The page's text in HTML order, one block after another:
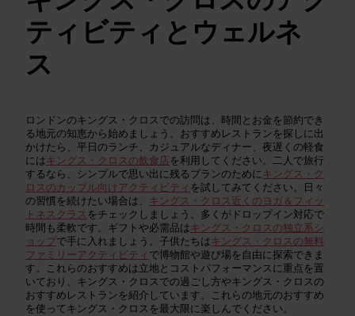
ティビティとウェルネ
ス
ロンドンのキングス・クロスでの訪問は、時間とお金を節約でき
る地元の知恵から始めましょう。おすすめレストランを探しに出
かけたら、平日のランチ、カジュアルなディナー、夜遅くの軽食
にはキングス・クロスの飲食店を利用してください。二人で旅行
するなら、シンプルで思い出に残るプランのためにキングス・ク
ロスのカップル向けアクティビティ を試してみてください。日々
の習慣を続けたい場合は、 キングス・クロス近くのヨガ＆フィッ
トネスクラス をチェックしましょう。多くがドロップイン対応で
時間も柔軟です。ギフトや必需品はキングス・クロスの独立系シ
ョップで手に入れましょう。子供たちはキングス・クロスの無料
ファミリーアクティビティ で博物館や遊び場を自由に探索できま
す。これらのおすすめは立地とコストパフォーマンスに重点を置
いており、キングス・クロスでの過ごし方やキングス・クロスの
おすすめレストランを紹介しています。これらの地元のおすすめ
を使ってキングス・クロスを最大限に楽しんでください。